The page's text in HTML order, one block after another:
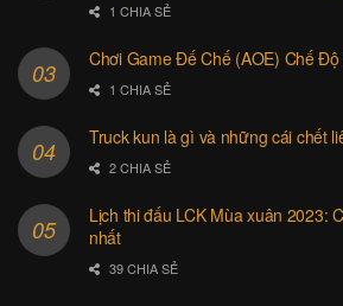
1 CHIA SẺ
Chơi Game Đế Chế (AOE) Chế
1 CHIA SẺ
Truck kun là gì và những cái chết
2 CHIA SẺ
Lịch thi đấu LCK Mùa xuân 2023:
nhất
39 CHIA SẺ